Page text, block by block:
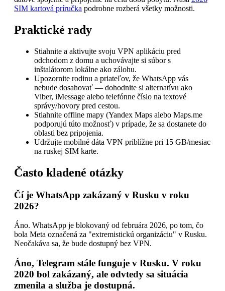
SIM kartová príručka podrobne rozberá všetky možnosti.
Praktické rady
Stiahnite a aktivujte svoju VPN aplikáciu pred
odchodom z domu a uchovávajte si súbor s
inštalátorom lokálne ako zálohu.
Upozornite rodinu a priateľov, že WhatsApp vás
nebude dosahovať — dohodnite si alternatívu ako
Viber, iMessage alebo telefónne číslo na textové
správy/hovory pred cestou.
Stiahnite offline mapy (Yandex Maps alebo Maps.me
podporujú túto možnosť) v prípade, že sa dostanete do
oblasti bez pripojenia.
Udržujte mobilné dáta VPN priblížne pri 15 GB/mesiac
na ruskej SIM karte.
Často kladené otázky
Čí je WhatsApp zakázaný v Rusku v roku
2026?
Áno. WhatsApp je blokovaný od februára 2026, po tom, čo
bola Meta označená za "extremistickú organizáciu" v Rusku.
Neočakáva sa, že bude dostupný bez VPN.
Áno, Telegram stále funguje v Rusku. V roku
2020 bol zakázaný, ale odvtedy sa situácia
zmenila a služba je dostupná.